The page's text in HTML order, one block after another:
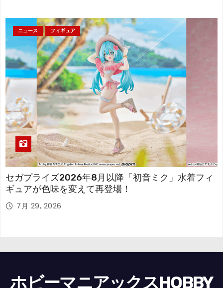
ニュース フィギュア
セガプライズ2026年8月以降「初音ミク」水着フィ
ギュアが色味を変えて再登場！
7月 29, 2026
ホビーマニアックスHOBBY